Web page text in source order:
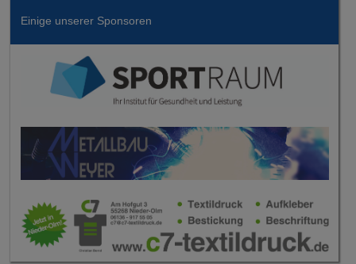
Einige unserer Sponsoren